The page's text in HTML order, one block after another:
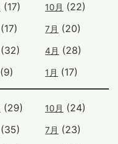
(17) 10月 (22)
(17) 7月 (20)
(32) 4月 (28)
(9) 1月 (17)
(29) 10月 (24)
(35) 7月 (23)